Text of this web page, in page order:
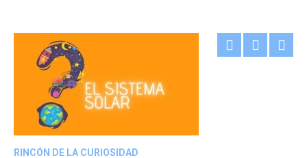
RINCÓN DE LA CURIOSIDAD